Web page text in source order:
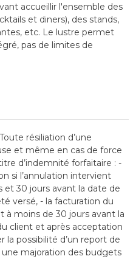
accueillir l'ensemble des
et diners), des stands,
etc. Le lustre permet
pas de limites de
résiliation d’une
et même en cas de force
d’indemnité forfaitaire : -
si l’annulation intervient
30 jours avant la date de
versé, - la facturation du
à moins de 30 jours avant la
client et après acceptation
la possibilité d’un report de
majoration des budgets